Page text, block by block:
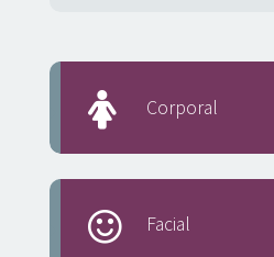
Corporal
Facial